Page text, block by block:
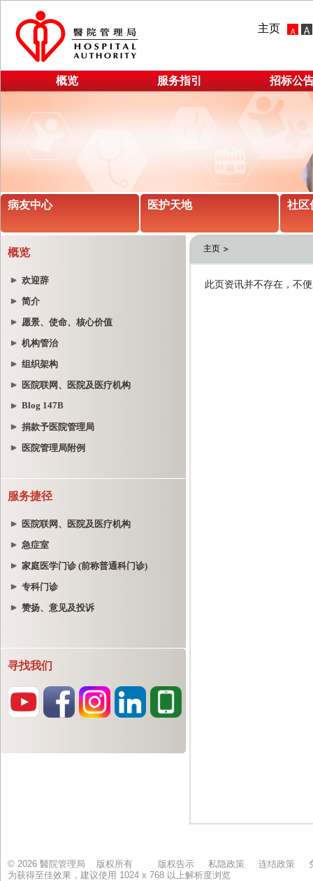
主页
概览 服务指引 招标公
病友中心 医护天地 社区
概览
欢迎辞
简介
愿景、使命、核心价值
机构管治
组织架构
医院联网、医院及医疗机构
Blog 147B
捐款予医院管理局
医院管理局附例
服务捷径
医院联网、医院及医疗机构
急症室
家庭医学门诊 (前称普通科门诊)
专科门诊
赞扬、意见及投诉
寻找我们
主页
© 2026 醫院管理局 版权所有 版权告示 私隐政策 连结政策
为获得至佳效果，建议使用 1024 x 768 以上解析度浏览